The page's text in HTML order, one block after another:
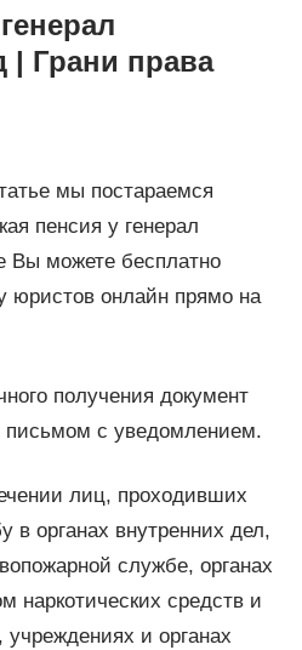
| Грани права
мы постараемся
пенсия у генерал
Вы можете бесплатно
юристов онлайн прямо на
получения документ
письмом с уведомлением.
лиц, проходивших
в органах внутренних дел,
службе, органах
наркотических средств и
и органах